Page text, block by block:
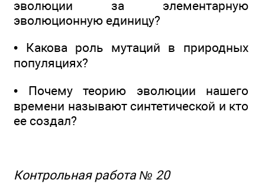
эволюции за элементарную
эволюционную единицу?
• Какова роль мутаций в природных
популяциях?
• Почему теорию эволюции нашего
времени называют синтетической и кто
ее создал?
Контрольная работа № 20